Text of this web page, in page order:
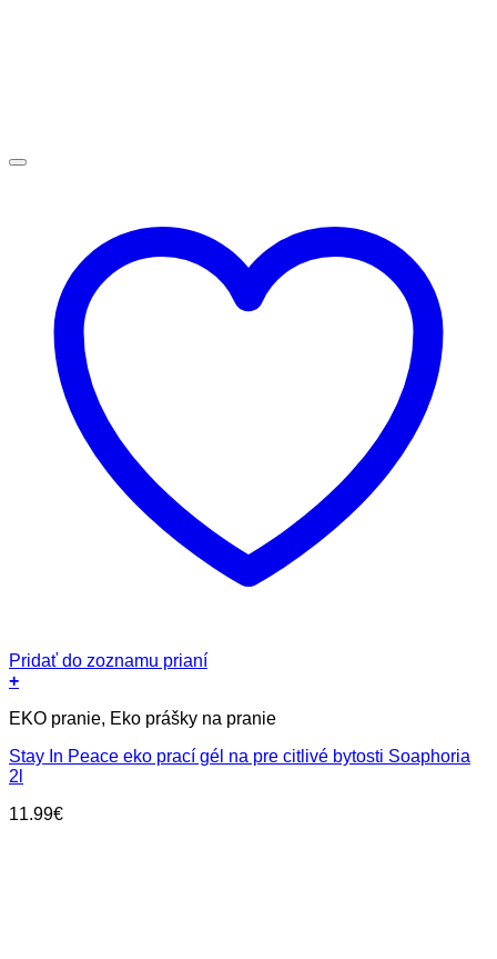
Pridať do zoznamu prianí
+
EKO pranie, Eko prášky na pranie
Stay In Peace eko prací gél na pre citlivé bytosti Soaphoria
2l
11.99€